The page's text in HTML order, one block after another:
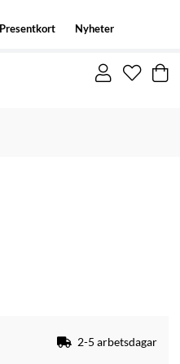
Presentkort Nyheter
2-5 arbetsdagar